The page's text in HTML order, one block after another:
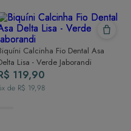
do primeiro uso e siga as
Calcinha Fio Dental Asa
Lisa - Verde Jaborandi
119,90
x de R$ 19,98